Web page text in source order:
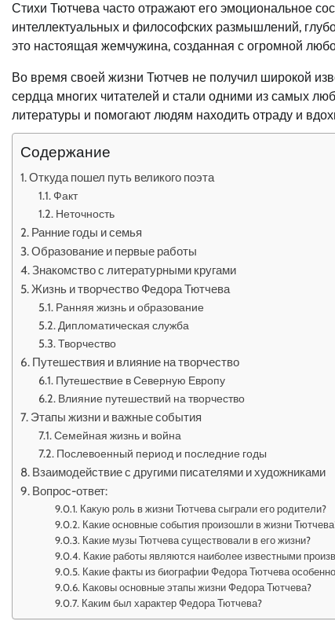
Стихи Тютчева часто отражают его эмоциональное
интеллектуальных и философских размышлений,
это настоящая жемчужина, созданная с огромной
Во время своей жизни Тютчев не получил широкой
сердца многих читателей и стали одними из самых
литературы и помогают людям находить отраду и
Содержание
Откуда пошел путь великого поэта
Факт
Неточность
Ранние годы и семья
Образование и первые работы
Знакомство с литературными кругами
Жизнь и творчество Федора Тютчева
Ранняя жизнь и образование
Дипломатическая служба
Творчество
Путешествия и влияние на творчество
Путешествие в Северную Европу
Влияние путешествий на творчество
Этапы жизни и важные события
Семейная жизнь и война
Послевоенный период и последние годы
Взаимодействие с другими писателями и художниками
Вопрос-ответ:
Какую роль в жизни Тютчева сыграли его родители?
Какие основные события произошли в жизни
Какие музы Тютчева существовали в его жизни?
Какие работы являются наиболее известными
Какие факты из биографии Федора Тютчева
Каковы основные этапы жизни Федора Тютчева?
Каким был характер Федора Тютчева?